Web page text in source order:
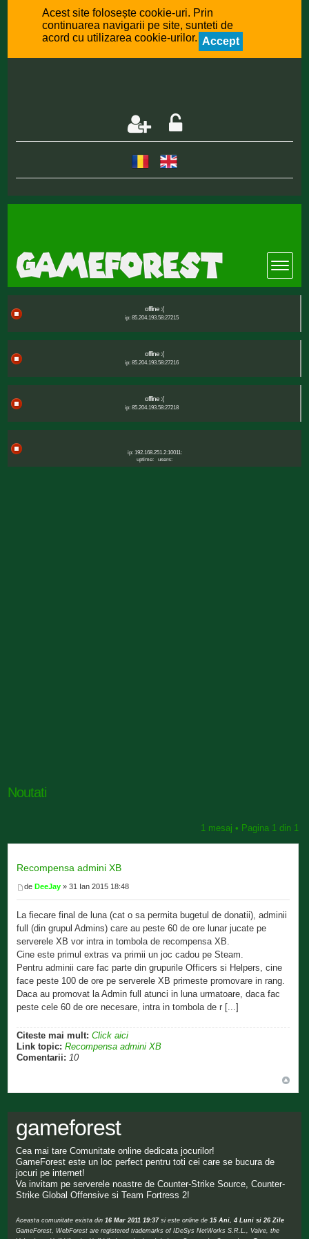
Acest site folosește cookie-uri. Prin
continuarea navigarii pe site, sunteti de
acord cu utilizarea cookie-urilor. Accept
offline :(
ip: 85.204.193.58:27215
offline :(
ip: 85.204.193.58:27216
offline :(
ip: 85.204.193.58:27218
ip: 192.168.251.2:10011:
uptime:
users:
Noutati
1 mesaj • Pagina 1din 1
Recompensa admini XB
deDeeJay » 31 Ian 2015 18:48
La fiecare final de luna (cat o sa permita bugetul de donatii), adminii
full (din grupul Admins) care au peste 60 de ore lunar jucate pe
serverele XB vor intra in tombola de recompensa XB.
Cine este primul extras va primii un joc cadou pe Steam.
Pentru adminii care fac parte din grupurile Officers si Helpers, cine
face peste 100 de ore pe serverele XB primeste promovare in rang.
Daca au promovat la Admin full atunci in luna urmatoare, daca fac
peste cele 60 de ore necesare, intra in tombola de r [...]
Citeste mai mult: Click aici
Link topic: Recompensa admini XB
Comentarii: 10
gameforest
Cea mai tare Comunitate online dedicata jocurilor!
GameForest este un loc perfect pentru toti cei care se bucura de
jocuri pe internet!
Va invitam pe serverele noastre de Counter-Strike Source, Counter-
Strike Global Offensive si Team Fortress 2!
Aceasta comunitate exista din16 Mar 2011 19:37si este online de15 Ani, 4 Luni si 26 Zile
GameForest, WebForest are registered trademarks of IDeSys NetWorks S.R.L., Valve, the